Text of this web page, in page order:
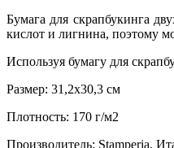
Бумага для скрапбукинга
кислот и лигнина, поэтому
Используя бумагу для
Размер: 31,2х30,3 см
Плотность: 170 г/м2
Производитель: Stamperia,